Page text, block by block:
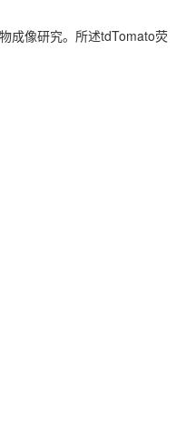
成像研究。所述tdTomato荧